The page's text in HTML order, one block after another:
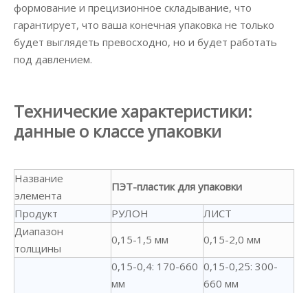
формование и прецизионное складывание, что
гарантирует, что ваша конечная упаковка не только
будет выглядеть превосходно, но и будет работать
под давлением.
Технические характеристики:
данные о классе упаковки
Название
элемента
ПЭТ-пластик для упаковки
Продукт
РУЛОН
ЛИСТ
Диапазон
толщины
0,15-1,5 мм 0,15-2,0 мм
0,15-0,4: 170-660
мм
0,15-0,25: 300-
660 мм